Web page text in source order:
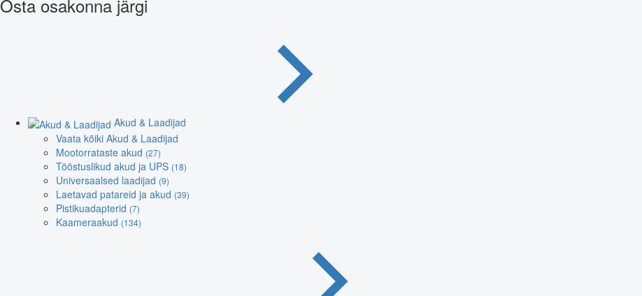
Osta osakonna järgi
Akud & Laadijad
Vaata kõiki Akud & Laadijad
Mootorrataste akud (27)
Tööstuslikud akud ja UPS (18)
Universaalsed laadijad (9)
Laetavad patareid ja akud (39)
Pistikuadapterid (7)
Kaameraakud (134)